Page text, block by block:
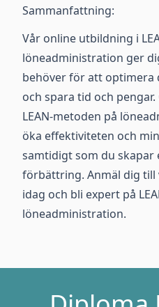
Sammanfattning:
Vår online utbildning i
löneadministration ger
behöver för att
och spara tid och
LEAN-metoden på
öka effektiviteten och
samtidigt som du skapar
förbättring. Anmäl dig
idag och bli expert på
löneadministration.